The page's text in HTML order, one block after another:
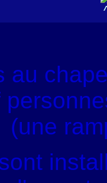
au
(une